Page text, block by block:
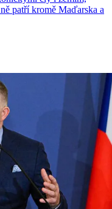
patří kromě Maďarska a